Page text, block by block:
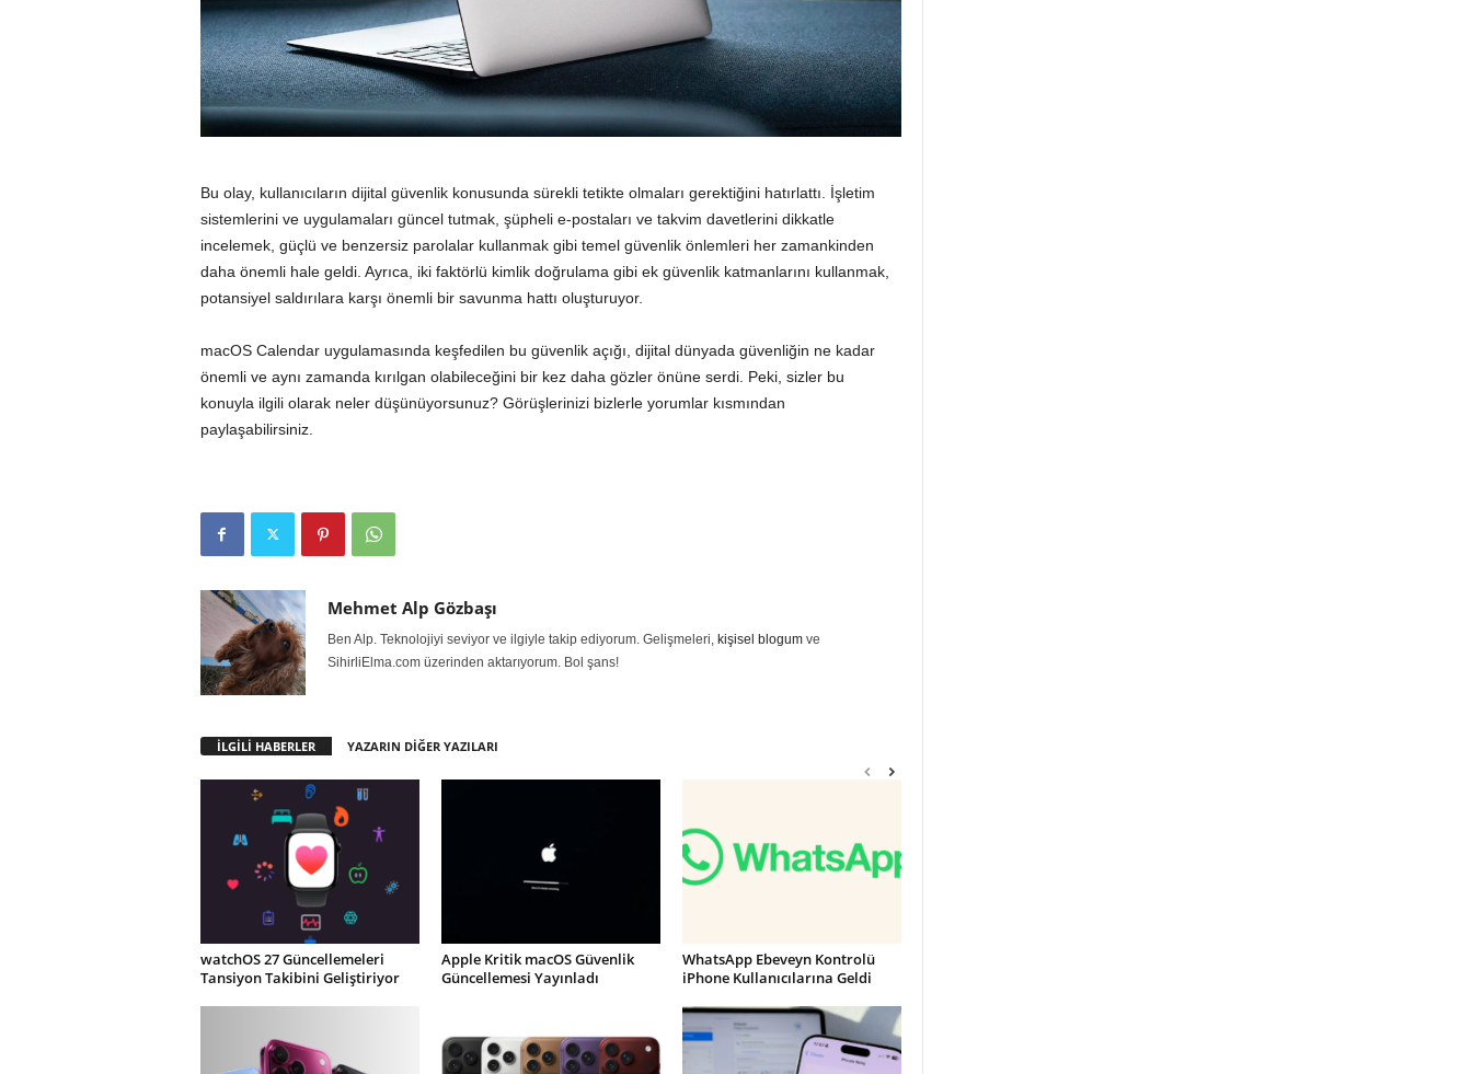
Bu olay, kullanıcıların dijital güvenlik konusunda sürekli tetikte olmaları gerektiğini hatırlattı. İşletim
sistemlerini ve uygulamaları güncel tutmak, şüpheli e-postaları ve takvim davetlerini dikkatle
incelemek, güçlü ve benzersiz parolalar kullanmak gibi temel güvenlik önlemleri her zamankinden
daha önemli hale geldi. Ayrıca, iki faktörlü kimlik doğrulama gibi ek güvenlik katmanlarını kullanmak,
potansiyel saldırılara karşı önemli bir savunma hattı oluşturuyor.
macOS Calendar uygulamasında keşfedilen bu güvenlik açığı, dijital dünyada güvenliğin ne kadar
önemli ve aynı zamanda kırılgan olabileceğini bir kez daha gözler önüne serdi. Peki, sizler bu
konuyla ilgili olarak neler düşünüyorsunuz? Görüşlerinizi bizlerle yorumlar kısmından
paylaşabilirsiniz.
Mehmet Alp Gözbaşı
Ben Alp. Teknolojiyi seviyor ve ilgiyle takip ediyorum. Gelişmeleri, kişisel blogumve
SihirliElma.com üzerinden aktarıyorum. Bol şans!
İLGİLİ HABERLER YAZARIN DİĞER YAZILARI
watchOS 27 Güncellemeleri
Tansiyon Takibini Geliştiriyor
Apple Kritik macOS Güvenlik
Güncellemesi Yayınladı
WhatsApp Ebeveyn Kontrolü
iPhone Kullanıcılarına Geldi